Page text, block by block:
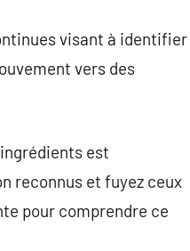
visant à identifier
vers des
est
reconnus et fuyez ceux
pour comprendre ce